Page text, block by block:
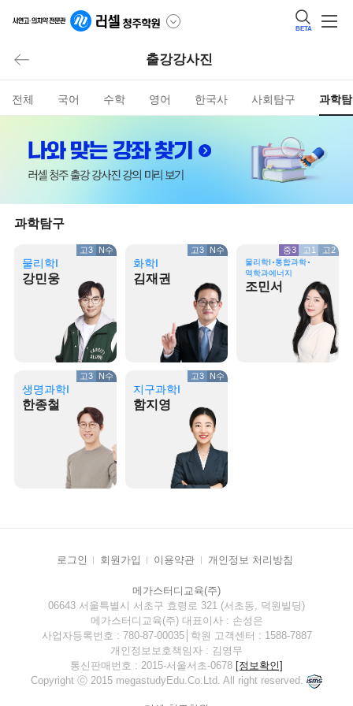
BETA
출강강사진
전체 국어 수학 영어 한국사 사회탐구 과학
과학탐구
물리학I
강민웅
고3 N수
화학I
김재권
고3 N수
물리학I 통합과학
역학과에너지
조민서
중3 고1 고2
생명과학I
한종철
고3 N수
지구과학I
함지영
고3 N수
로그인 회원가입 이용약관 개인정보 처리방침
메가스터디교육(주)
06643 서울특별시 서초구 효령로 321 (서초동, 덕원빌딩)
메가스터디교육(주) 대표이사 : 손성은
사업자등록번호 : 780-87-00035│학원 고객센터 : 1588-7887
개인정보보호책임자 : 김영무
통신판매번호 : 2015-서울서초-0678 [정보확인]
Copyright ⓒ 2015 megastudyEdu.Co.Ltd. All right reserved.